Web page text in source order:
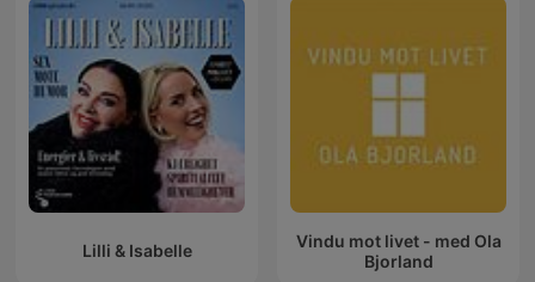
Lilli & Isabelle
Vindu mot livet - med Ola
Bjorland